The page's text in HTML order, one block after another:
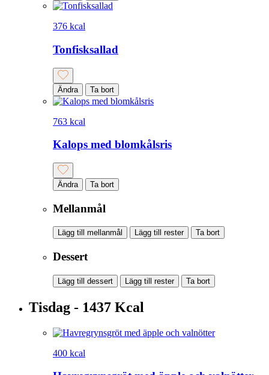
376 kcal
Tonfisksallad
Ändra Ta bort
763 kcal
Kalops med blomkålsris
Ändra Ta bort
Mellanmål
Lägg till mellanmål Lägg till rester Ta bort
Dessert
Lägg till dessert Lägg till rester Ta bort
Tisdag - 1437 Kcal
400 kcal